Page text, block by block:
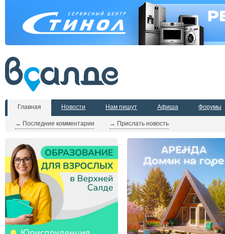
Главная
→ Последние комментарии → Прислать новость
Новости Нам пишут Афиша Форумы